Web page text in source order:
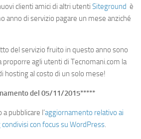
clienti amici di altri utenti Siteground è
anno di servizio pagare un mese anziché
del servizio fruito in questo anno sono
proporre agli utenti di Tecnomani.com la
hosting al costo di un solo mese!
del 05/11/2015*****
pubblicare l’aggiornamento relativo ai
con focus su WordPress.